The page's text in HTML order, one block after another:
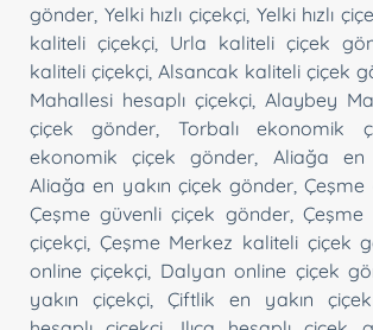
gönder Yelki hızlı çiçekçi, Yelki hızlı
kaliteli çiçekçi
Urla kaliteli çiçek
kaliteli çiçekçi Alsancak kaliteli çiçek
Mahallesi hesaplı çiçekçi Alaybey
çiçek gönder
Torbalı ekonomik
ekonomik çiçek gönder
Aliağa en
Aliağa en yakın çiçek gönder ,Çeşme
Çeşme güvenli çiçek gönder, Çeşme
çiçekçi Çeşme Merkez kaliteli çiçek
online çiçekçi Dalyan online çiçek
yakın çiçekçi
Çiftlik en yakın